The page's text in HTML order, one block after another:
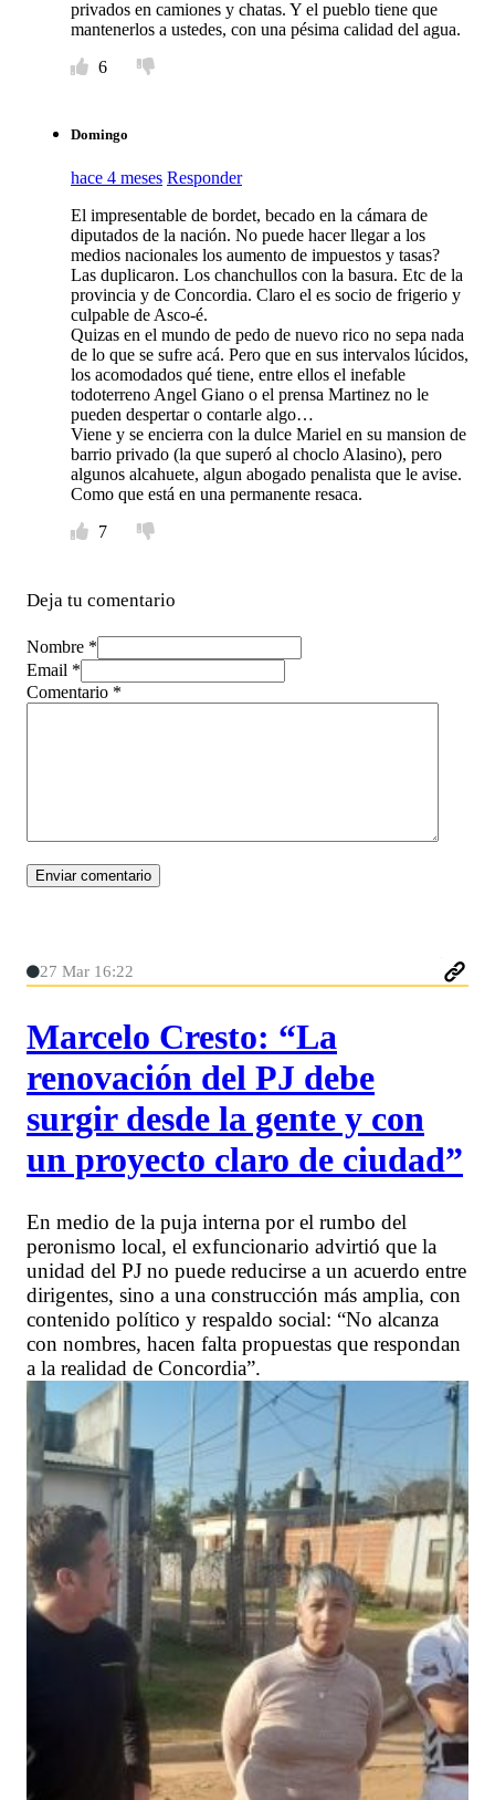
privados en camiones y chatas. Y el pueblo tiene que
mantenerlos a ustedes, con una pésima calidad del agua.
6
Domingo
hace 4 meses Responder
El impresentable de bordet, becado en la cámara de
diputados de la nación. No puede hacer llegar a los
medios nacionales los aumento de impuestos y tasas?
Las duplicaron. Los chanchullos con la basura. Etc de la
provincia y de Concordia. Claro el es socio de frigerio y
culpable de Asco-é.
Quizas en el mundo de pedo de nuevo rico no sepa nada
de lo que se sufre acá. Pero que en sus intervalos lúcidos,
los acomodados qué tiene, entre ellos el inefable
todoterreno Angel Giano o el prensa Martinez no le
pueden despertar o contarle algo…
Viene y se encierra con la dulce Mariel en su mansion de
barrio privado (la que superó al choclo Alasino), pero
algunos alcahuete, algun abogado penalista que le avise.
Como que está en una permanente resaca.
7
Deja tu comentario
Nombre *
Email *
Comentario *
27 Mar 16:22
Marcelo Cresto: “La
renovación del PJ debe
surgir desde la gente y con
un proyecto claro de ciudad”
En medio de la puja interna por el rumbo del
peronismo local, el exfuncionario advirtió que la
unidad del PJ no puede reducirse a un acuerdo entre
dirigentes, sino a una construcción más amplia, con
contenido político y respaldo social: “No alcanza
con nombres, hacen falta propuestas que respondan
a la realidad de Concordia”.